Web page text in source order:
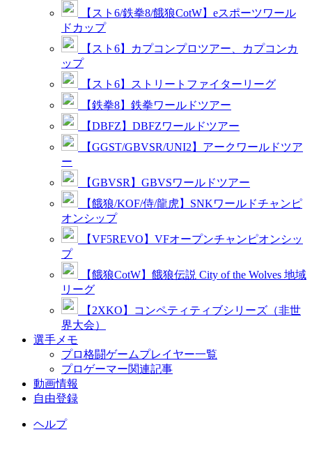
【スト6/鉄拳8/餓狼CotW】eスポーツワール
ドカップ
【スト6】カプコンプロツアー、カプコンカ
ップ
【スト6】ストリートファイターリーグ
【鉄拳8】鉄拳ワールドツアー
【DBFZ】DBFZワールドツアー
【GGST/GBVSR/UNI2】アークワールドツア
ー
【GBVSR】GBVSワールドツアー
【餓狼/KOF/侍/龍虎】SNKワールドチャンピ
オンシップ
【VF5REVO】VFオープンチャンピオンシッ
プ
【餓狼CotW】餓狼伝説 City of the Wolves 地域
リーグ
【2XKO】コンペティティブシリーズ（非世
界大会）
選手メモ
プロ格闘ゲームプレイヤー一覧
プロゲーマー関連記事
動画情報
自由登録
ヘルプ